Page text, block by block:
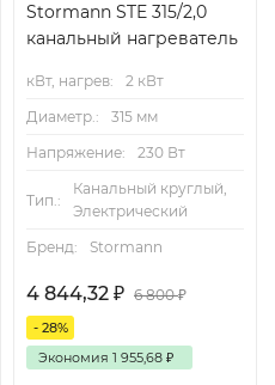
Stormann STE 315/2,0
канальный нагреватель
кВт, нагрев:
2 кВт
Диаметр.:
315 мм
Напряжение:
230 Вт
Тип.:
Канальный круглый,
Электрический
Бренд:
Stormann
4 844,32 ₽ 6 800₽
- 28%
Экономия 1 955,68 ₽